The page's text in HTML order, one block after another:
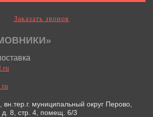
Заказать звонок
вн.тер.г. муниципальный округ Перово,
д. 8, стр. 4, помещ. 6/3